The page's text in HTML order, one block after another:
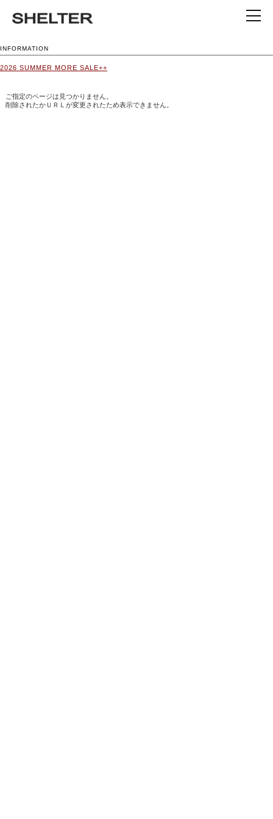
INFORMATION
2026 SUMMER MORE SALE++
ご指定のページは見つかりません。
削除されたかＵＲＬが変更されたため表示できません。